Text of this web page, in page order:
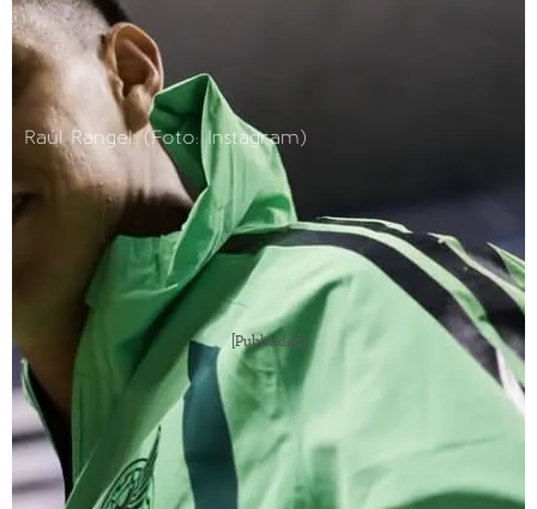
Raúl Rangel. (Foto: Instagram)
[Publicidad]